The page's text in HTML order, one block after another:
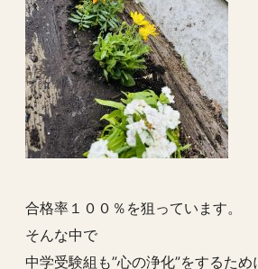
合格率１００％を狙っています。
そんな中で
中学受験組も”心の浄化”をするた